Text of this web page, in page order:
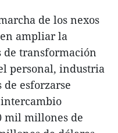
de los nexos
ampliar la
de transformación
personal, industria
de esforzarse
mil millones de